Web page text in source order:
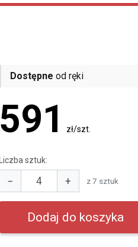
Dostępne od ręki
591 zł/szt.
Liczba sztuk:
− + z 7 sztuk